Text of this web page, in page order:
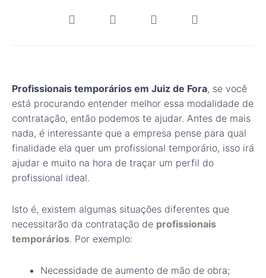
Profissionais temporários em Juiz de Fora, se você
está procurando entender melhor essa modalidade de
contratação, então podemos te ajudar. Antes de mais
nada, é interessante que a empresa pense para qual
finalidade ela quer um profissional temporário, isso irá
ajudar e muito na hora de traçar um perfil do
profissional ideal.
Isto é, existem algumas situações diferentes que
necessitarão da contratação de profissionais
temporários. Por exemplo:
Necessidade de aumento de mão de obra;